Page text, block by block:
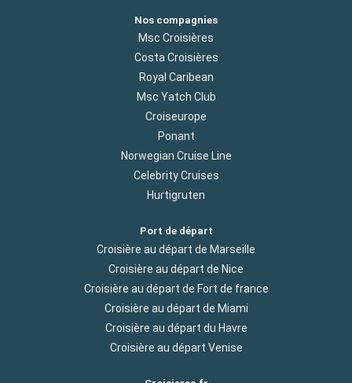
Nos compagnies
Msc Croisières
Costa Croisières
Royal Caribean
Msc Yatch Club
Croiseurope
Ponant
Norwegian Cruise Line
Celebrity Cruises
Hurtigruten
Port de départ
Croisière au départ de Marseille
Croisière au départ de Nice
Croisière au départ de Fort de france
Croisière au départ de Miami
Croisière au départ du Havre
Croisière au départ Venise